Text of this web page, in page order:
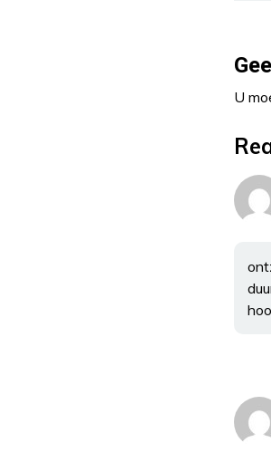
U